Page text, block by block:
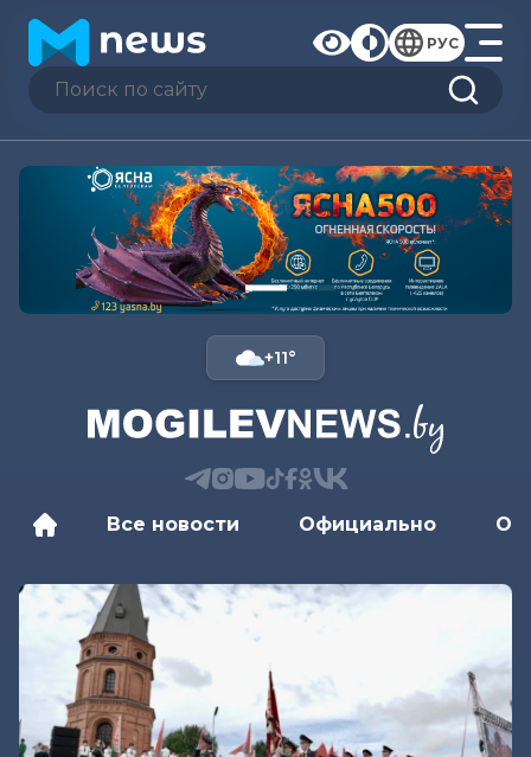
РУС
+11°
Все новости Официально